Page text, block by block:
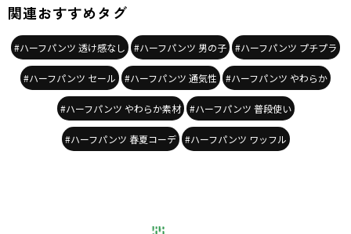
関連おすすめタグ
#ハーフパンツ 透け感なし #ハーフパンツ 男の子 #ハーフパンツ プチプラ
#ハーフパンツ セール #ハーフパンツ 通気性 #ハーフパンツ やわらか
#ハーフパンツ やわらか素材 #ハーフパンツ 普段使い
#ハーフパンツ 春夏コーデ #ハーフパンツ ワッフル